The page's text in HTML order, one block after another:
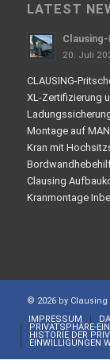
LATEST
20. Juli
CLAUSING-
XL-Zertifizierung
Montage auf
Kran mit
Clausing
Kranmontage
© 2026 by
IMPRESSUM
PRIVATSPHÄRE-
HISTORIE DER
EINWILLIGUNGEN